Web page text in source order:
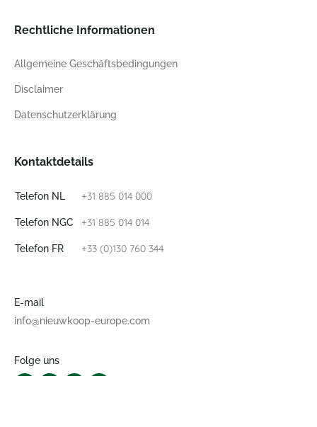
Rechtliche Informationen
Allgemeine Geschäftsbedingungen
Disclaimer
Datenschutzerklärung
Kontaktdetails
Telefon NL +31 885 014 000
Telefon NGC +31 885 014 014
Telefon FR +33 (0)130 760 344
E-mail
info@nieuwkoop-europe.com
Folge uns